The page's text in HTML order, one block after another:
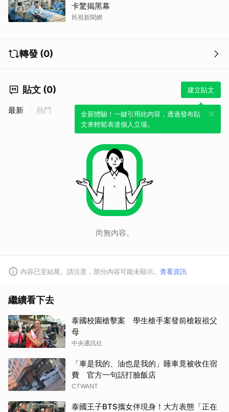
卡驚揭黑幕
民視新聞網
轉發 (0)
貼文 (0) 建立貼文
全新體驗！一鍵引用此內容，透過發布貼
文來輕鬆表達個人立場。
最新 熱門
尚無內容。
內容已至結尾。請注意，部分內容可能未顯示。 查看資訊
繼續看下去
泰國校園槍擊案 學生槍手案發前槍殺祖父
母
中央通訊社
「車是我的、油也是我的」睡車竟被收住宿
費 官方一句話打臉飯店
CTWANT
泰國王子BTS攜女伴現身！大方表態「正在